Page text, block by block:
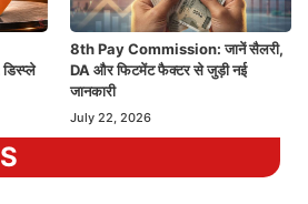
8th Pay Commission: जानें सैलरी,
DA और फिटमेंट फैक्टर से जुड़ी नई
जानकारी
July 22, 2026